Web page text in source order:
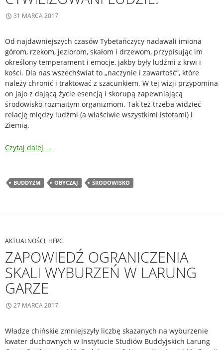
31 MARCA 2017
Od najdawniejszych czasów Tybetańczycy nadawali imiona
górom, rzekom, jeziorom, skałom i drzewom, przypisując im
określony temperament i emocje, jakby były ludźmi z krwi i
kości. Dla nas wszechświat to „naczynie i zawartość”, które
należy chronić i traktować z szacunkiem. W tej wizji przypomina
on jajo z dającą życie esencją i skorupą zapewniającą
środowisko rozmaitym organizmom. Tak też trzeba widzieć
relację między ludźmi (a właściwie wszystkimi istotami) i
Ziemią.
Czytaj dalej →
BUDDYZM OBYCZAJ ŚRODOWISKO
AKTUALNOŚCI, HFPC
ZAPOWIEDŹ OGRANICZENIA
SKALI WYBURZEŃ W LARUNG
GARZE
27 MARCA 2017
Władze chińskie zmniejszyły liczbę skazanych na wyburzenie
kwater duchownych w Instytucie Studiów Buddyjskich Larung